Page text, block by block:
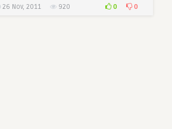
26 Nov, 2011 920 0 0